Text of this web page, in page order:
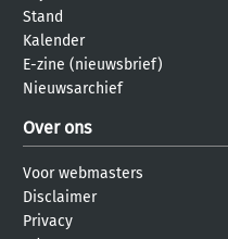
Stand
Kalender
E-zine (nieuwsbrief)
Nieuwsarchief
Over ons
Voor webmasters
Disclaimer
Privacy